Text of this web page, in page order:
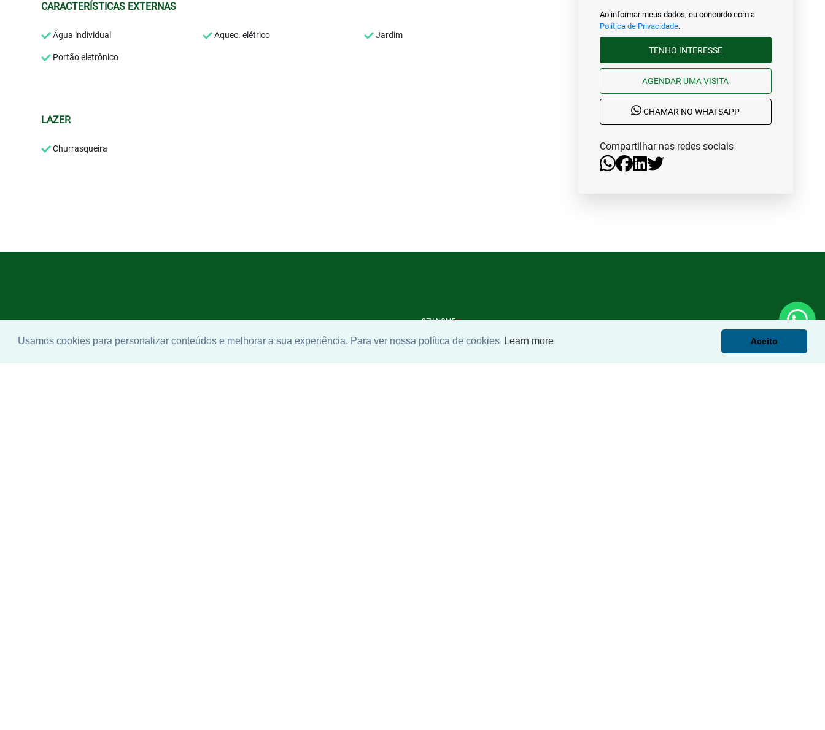
Usamos cookies para personalizar conteúdos e melhorar a sua experiência. Para ver nossa política de cookies Learn more Aceito
CARACTERÍSTICAS EXTERNAS
Água individual Aquec. elétrico Jardim
Portão eletrônico
LAZER
Churrasqueira
Ao informar meus dados, eu concordo com a
Política de Privacidade.
TENHO INTERESSE
AGENDAR UMA VISITA
CHAMAR NO WHATSAPP
Compartilhar nas redes sociais
SEU NOME*